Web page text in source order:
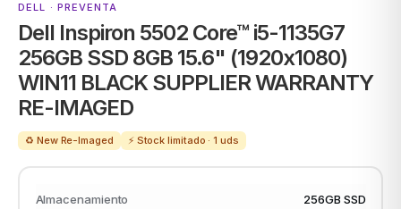
ACER
DELL · PREVENTA
Dell Inspiron 5502 Core™ i5-1135G7
256GB SSD 8GB 15.6" (1920x1080)
WIN11 BLACK SUPPLIER WARRANTY
RE-IMAGED
♻️ New Re-Imaged ⚡ Stock limitado · 1 uds
Almacenamiento 256GB SSD